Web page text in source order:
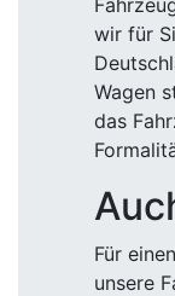
wir für
Wagen
das
Für einen
unsere